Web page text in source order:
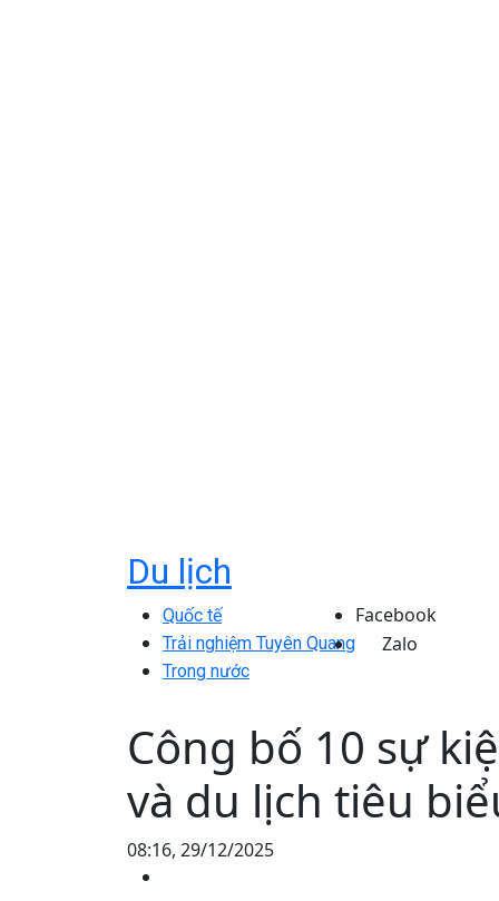
Du lịch
Quốc tế
Trải nghiệm Tuyên Quang
Trong nước
Facebook
Zalo
Công bố 10 sự
và du lịch tiêu
08:16, 29/12/2025